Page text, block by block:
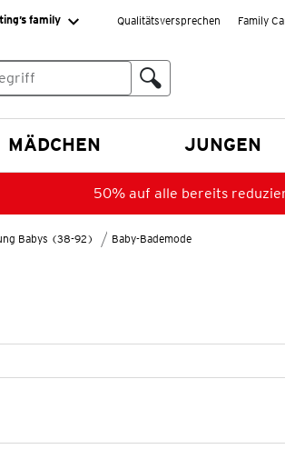
family Qualitätsversprechen Family
MÄDCHEN JUNGEN
50% auf alle bereits
Babys (38-92) Baby-Bademode